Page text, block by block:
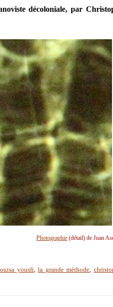
décoloniale, par
Photographie(détail) de Juan
yousfi,la grande méthode,